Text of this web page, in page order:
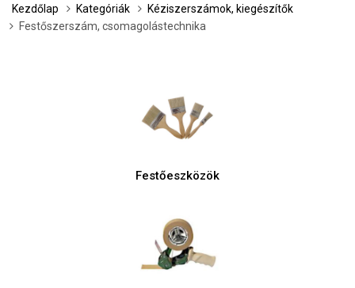
Kezdőlap Kategóriák
Kéziszerszámok, kiegészítők
Festőszerszám, csomagolástechnika
Festőeszközök